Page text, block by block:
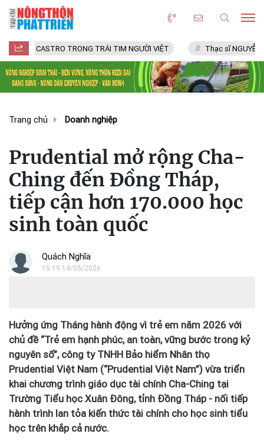
TRONG TRÁI TIM NGƯỜI VIỆT Thạc sĩ NGUYỄN VĂN CHÍ
Trang chủ Doanh nghiệp
Prudential mở rộng Cha-
Ching đến Đồng Tháp,
tiếp cận hơn 170.000 học
sinh toàn quốc
Quách Nghĩa
15:19 14/05/2026
Hưởng ứng Tháng hành động vì trẻ em năm 2026 với
chủ đề “Trẻ em hạnh phúc, an toàn, vững bước trong kỷ
nguyên số”, công ty TNHH Bảo hiểm Nhân thọ
Prudential Việt Nam (“Prudential Việt Nam”) vừa triển
khai chương trình giáo dục tài chính Cha-Ching tại
Trường Tiểu học Xuân Đông, tỉnh Đồng Tháp - nối tiếp
hành trình lan tỏa kiến thức tài chính cho học sinh tiểu
học trên khắp cả nước.